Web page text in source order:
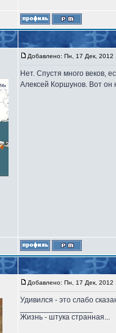
Добавлено: Пн, 17 Дек, 2012
Нет. Спустя много веков,
Алексей Коршунов. Вот он
Добавлено: Пн, 17 Дек, 2012
Удивился - это слабо
Жизнь - штука странная...